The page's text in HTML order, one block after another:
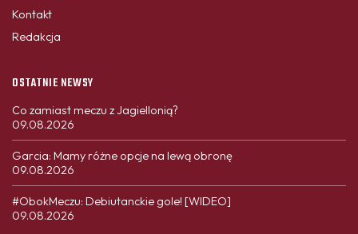
Kontakt
Redakcja
OSTATNIE NEWSY
Co zamiast meczu z Jagiellonią?
09.08.2026
Garcia: Mamy różne opcje na lewą obronę
09.08.2026
#ObokMeczu: Debiutanckie gole! [WIDEO]
09.08.2026